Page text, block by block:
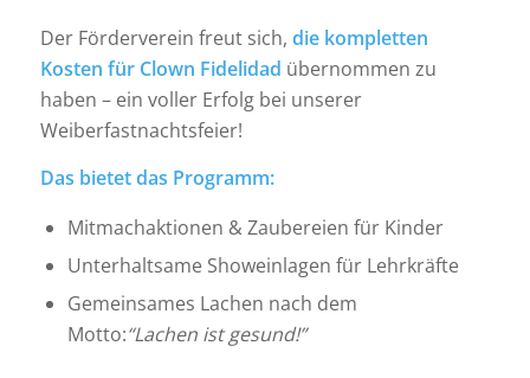
Der Förderverein freut sich, die kompletten
Kosten für Clown Fidelidad übernommen zu
haben – ein voller Erfolg bei unserer
Weiberfastnachtsfeier!
Das bietet das Programm:
Mitmachaktionen & Zaubereien für Kinder
Unterhaltsame Showeinlagen für Lehrkräfte
Gemeinsames Lachen nach dem
Motto:“Lachen ist gesund!”